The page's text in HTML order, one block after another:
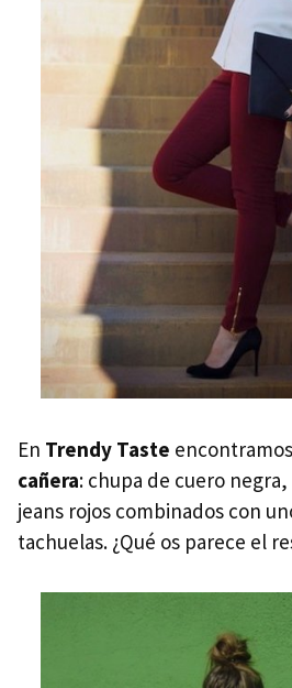
En Trendy Taste
cañera: chupa de cuero
jeans rojos combinados con
tachuelas. ¿Qué os parece el